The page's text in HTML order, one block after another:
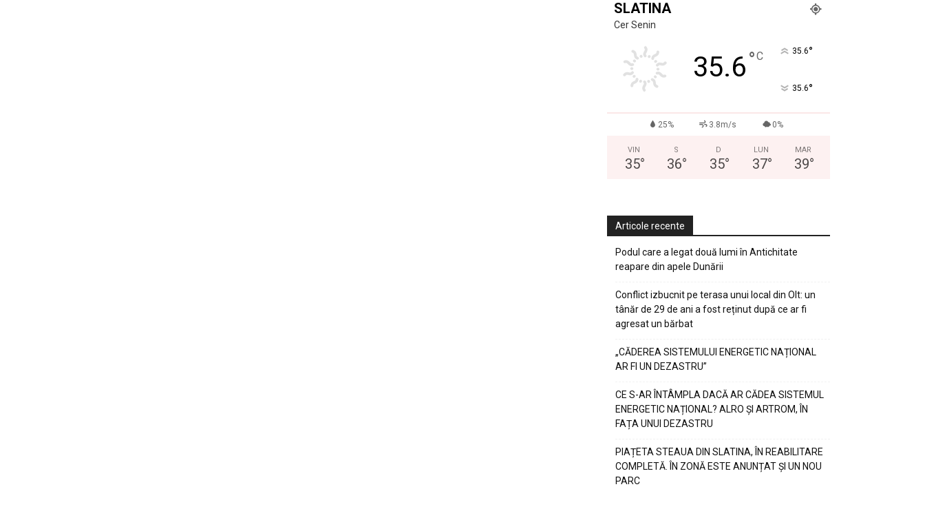
SLATINA
Cer Senin
35.6°C 35.6°
35.6°
25% 3.8m/s 0%
VIN
35°
S
36°
D
35°
LUN
37°
MAR
39°
Articole recente
Podul care a legat două lumi în Antichitate
reapare din apele Dunării
Conflict izbucnit pe terasa unui local din Olt: un
tânăr de 29 de ani a fost reținut după ce ar fi
agresat un bărbat
„CĂDEREA SISTEMULUI ENERGETIC NAȚIONAL
AR FI UN DEZASTRU”
CE S-AR ÎNTÂMPLA DACĂ AR CĂDEA SISTEMUL
ENERGETIC NAȚIONAL? ALRO ȘI ARTROM, ÎN
FAȚA UNUI DEZASTRU
PIAȚETA STEAUA DIN SLATINA, ÎN REABILITARE
COMPLETĂ. ÎN ZONĂ ESTE ANUNȚAT ȘI UN NOU
PARC